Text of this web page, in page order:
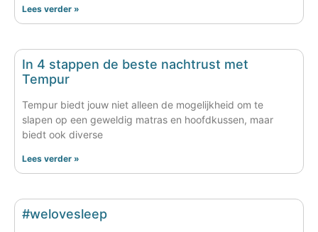
Lees verder »
In 4 stappen de beste nachtrust met
Tempur
Tempur biedt jouw niet alleen de mogelijkheid om te
slapen op een geweldig matras en hoofdkussen, maar
biedt ook diverse
Lees verder »
#welovesleep